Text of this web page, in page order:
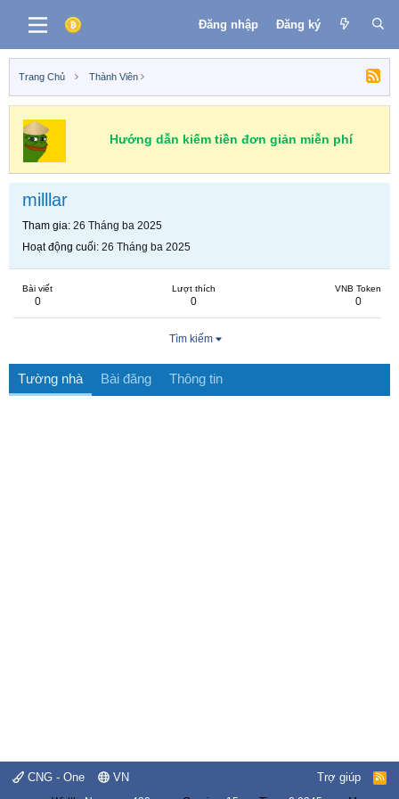
Đăng nhập Đăng ký
Trang Chủ Thành Viên
Hướng dẫn kiếm tiền đơn giản miễn phí
milllar
Tham gia 26 Tháng ba 2025
Hoạt động cuối 26 Tháng ba 2025
Bài viết
0
Lượt thích
0
VNB Token
0
Tìm kiếm
Tường nhà Bài đăng Thông tin
CNG - One VN Trợ giúp
R